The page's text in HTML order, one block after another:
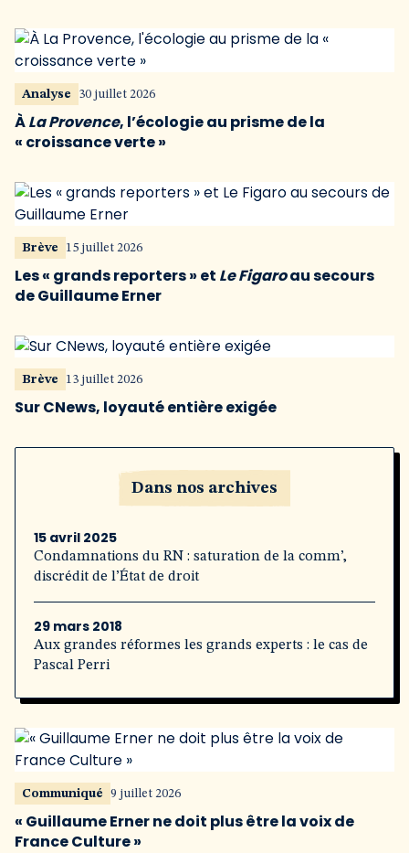
Analyse 30 juillet 2026
ÀLa Provence, l’écologie au prisme de la
« croissance verte »
Brève 15 juillet 2026
Les « grands reporters » et Le Figaroau secours
de Guillaume Erner
Brève 13 juillet 2026
Sur CNews, loyauté entière exigée
Dans nos archives
15 avril 2025
Condamnations du RN : saturation de la comm’,
discrédit de l’État de droit
29 mars 2018
Aux grandes réformes les grands experts : le cas de
Pascal Perri
Communiqué 9 juillet 2026
« Guillaume Erner ne doit plus être la voix de
France Culture »